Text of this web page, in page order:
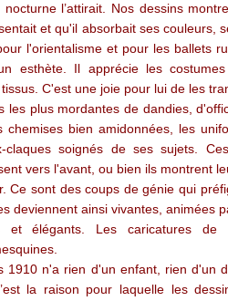
nocturne l’attirait. Nos dessins
et qu'il absorbait ses couleurs,
l'orientalisme et pour les ballets
esthète. Il apprécie les
C'est une joie pour lui de les
les plus mordantes de dandies,
bien amidonnées, les
claques soignés de ses sujets.
vers l'avant, ou bien ils montrent
Ce sont des coups de génie qui
deviennent ainsi vivantes, animées
et élégants. Les caricatures
1910 n'a rien d'un enfant, rien d'un
la raison pour laquelle les